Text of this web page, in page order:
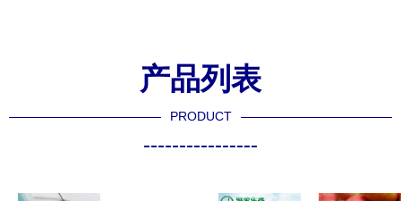
产品列表
PRODUCT
----------------